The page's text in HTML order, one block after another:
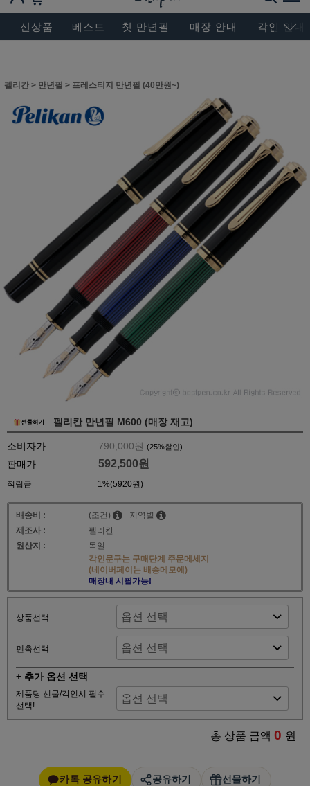
BESEN MASTERPIECE, SINCE 2004
신상품 베스트 첫 만년필 매장 안내 각인 안내
펠리칸 > 만년필 > 프레스티지 만년필 (40만원~)
펠리칸 만년필 M600 (매장 재고)
소비자가 : 790,000원 (25%할인)
판매가 : 592,500원
적립금 1%(5920원)
배송비 : (조건)
지역별
제조사 :
펠리칸
원산지 :
독일
각인문구는 구매단계 주문메세지
(네이버페이는 배송메모에)
매장내 시필가능!
상품선택
펜촉선택
+ 추가 옵션 선택
제품당 선물/각인시 필수
선택!
총 상품 금액 0 원
카톡 공유하기 공유하기 선물하기